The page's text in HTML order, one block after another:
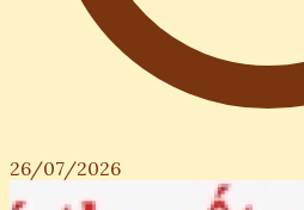
26/07/2026